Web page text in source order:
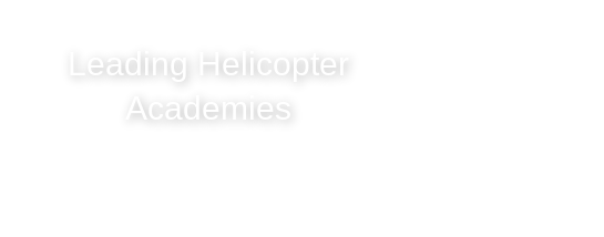
Leading Helicopter
Academies